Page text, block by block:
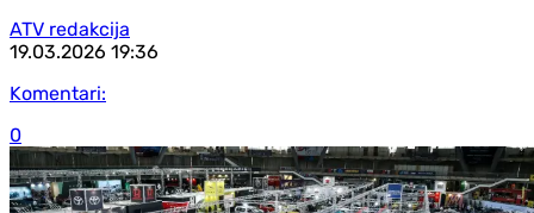
ATV redakcija
19.03.2026 19:36
Komentari:
0